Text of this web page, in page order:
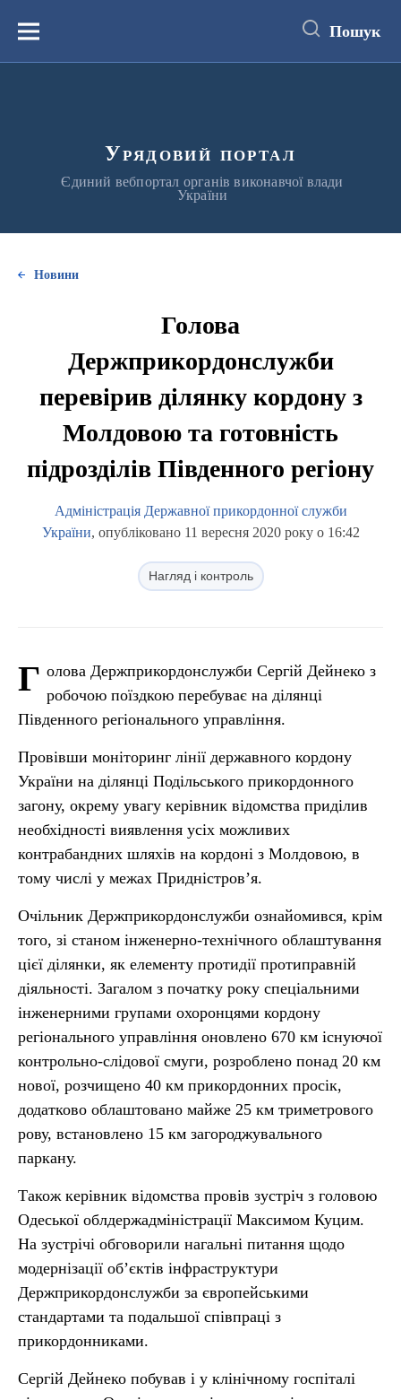
вмістуМеню Пошук
Урядовий портал
Єдиний вебпортал органів виконавчої влади
України
Новини
Голова
Держприкордонслужби
перевірив ділянку кордону з
Молдовою та готовність
підрозділів Південного регіону
Адміністрація Державної прикордонної служби
України, опубліковано 11 вересня 2020 року о 16:42
Нагляд і контроль
Г олова Держприкордонслужби Сергій Дейнеко з
робочою поїздкою перебуває на ділянці
Південного регіонального управління.
Провівши моніторинг лінії державного кордону
України на ділянці Подільського прикордонного
загону, окрему увагу керівник відомства приділив
необхідності виявлення усіх можливих
контрабандних шляхів на кордоні з Молдовою, в
тому числі у межах Придністров’я.
Очільник Держприкордонслужби ознайомився, крім
того, зі станом інженерно-технічного облаштування
цієї ділянки, як елементу протидії протиправній
діяльності. Загалом з початку року спеціальними
інженерними групами охоронцями кордону
регіонального управління оновлено 670 км існуючої
контрольно-слідової смуги, розроблено понад 20 км
нової, розчищено 40 км прикордонних просік,
додатково облаштовано майже 25 км триметрового
рову, встановлено 15 км загороджувального
паркану.
Також керівник відомства провів зустріч з головою
Одеської облдержадміністрації Максимом Куцим.
На зустрічі обговорили нагальні питання щодо
модернізації об’єктів інфраструктури
Держприкордонслужби за європейськими
стандартами та подальшої співпраці з
прикордонниками.
Сергій Дейнеко побував і у клінічному госпіталі